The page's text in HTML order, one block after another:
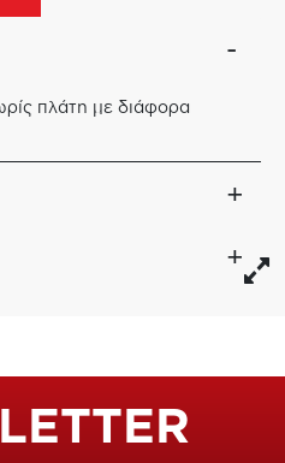
πλάτη με διάφορα